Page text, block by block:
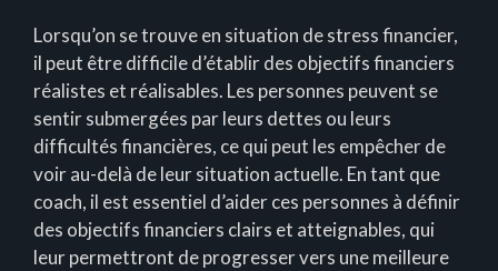
Lorsqu’on se trouve en situation de stress financier,
il peut être difficile d’établir des objectifs financiers
réalistes et réalisables. Les personnes peuvent se
sentir submergées par leurs dettes ou leurs
difficultés financières, ce qui peut les empêcher de
voir au-delà de leur situation actuelle. En tant que
coach, il est essentiel d’aider ces personnes à définir
des objectifs financiers clairs et atteignables, qui
leur permettront de progresser vers une meilleure